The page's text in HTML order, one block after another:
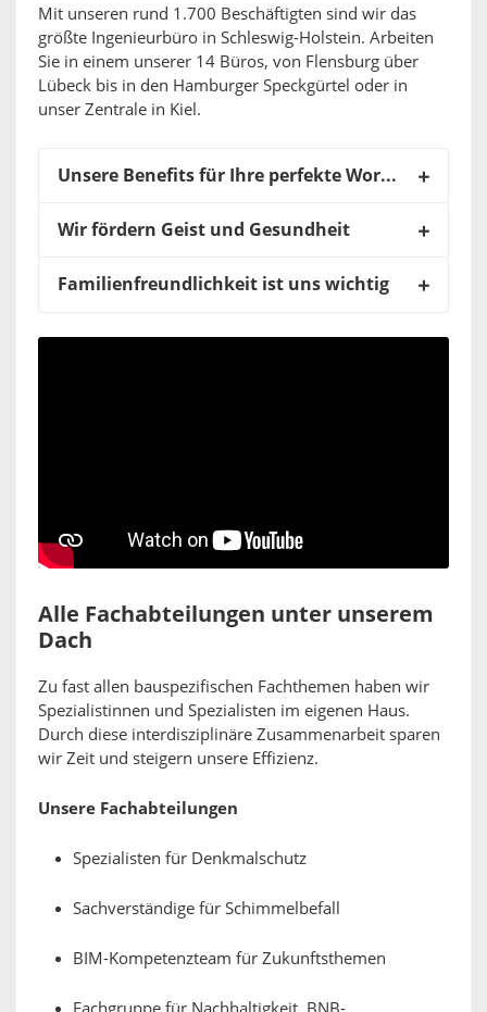
Mit unseren rund 1.700 Beschäftigten sind wir das
größte Ingenieurbüro in Schleswig-Holstein. Arbeiten
Sie in einem unserer 14 Büros, von Flensburg über
Lübeck bis in den Hamburger Speckgürtel oder in
unser Zentrale in Kiel.
Unsere Benefits für Ihre perfekte Work-Life-Balance
Wir fördern Geist und Gesundheit
Familienfreundlichkeit ist uns wichtig
Alle Fachabteilungen unter unserem
Dach
Zu fast allen bauspezifischen Fachthemen haben wir
Spezialistinnen und Spezialisten im eigenen Haus.
Durch diese interdisziplinäre Zusammenarbeit sparen
wir Zeit und steigern unsere Effizienz.
Unsere Fachabteilungen
Spezialisten für Denkmalschutz
Sachverständige für Schimmelbefall
BIM-Kompetenzteam für Zukunftsthemen